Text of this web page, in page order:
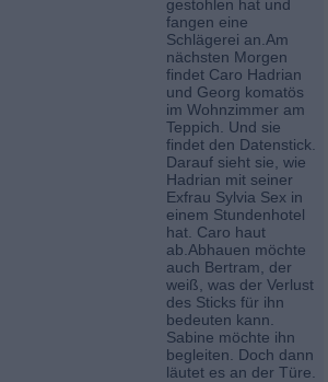
gestohlen hat und
fangen eine
Schlägerei an.Am
nächsten Morgen
findet Caro Hadrian
und Georg komatös
im Wohnzimmer am
Teppich. Und sie
findet den Datenstick.
Darauf sieht sie, wie
Hadrian mit seiner
Exfrau Sylvia Sex in
einem Stundenhotel
hat. Caro haut
ab.Abhauen möchte
auch Bertram, der
weiß, was der Verlust
des Sticks für ihn
bedeuten kann.
Sabine möchte ihn
begleiten. Doch dann
läutet es an der Türe.